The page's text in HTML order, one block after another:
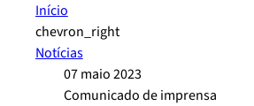
Início
chevron_right
Notícias
07 maio 2023
Comunicado de imprensa